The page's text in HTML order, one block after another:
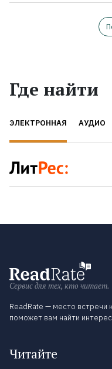
Где найти
ЭЛЕКТРОННАЯ АУДИО
Сервис для тех, кто читает.
ReadRate — место встречи
поможет вам найти
Читайте